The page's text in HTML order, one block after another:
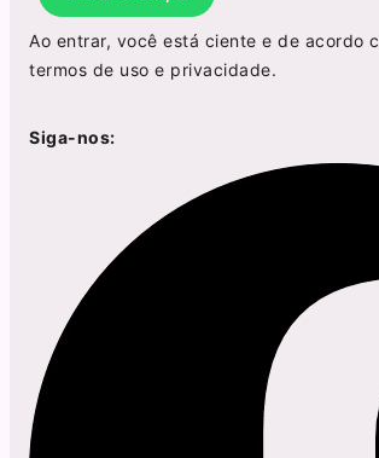
Ao entrar, você está ciente e de acordo
termos de uso e privacidade.
Siga-nos: